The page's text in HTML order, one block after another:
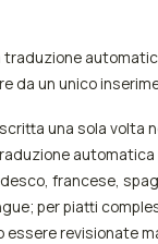
traduzione
da un unico
una sola volta
francese,
per piatti
essere revisionate